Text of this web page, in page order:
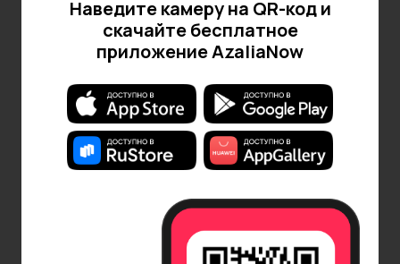
Наведите камеру на QR-код и
скачайте бесплатное
приложение AzaliaNow